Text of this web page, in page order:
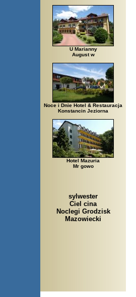
U Marianny
August w
Noce i Dnie Hotel & Restauracja
Konstancin Jeziorna
Hotel Mazuria
Mr gowo
sylwester
Ciel cina
Noclegi Grodzisk
Mazowiecki